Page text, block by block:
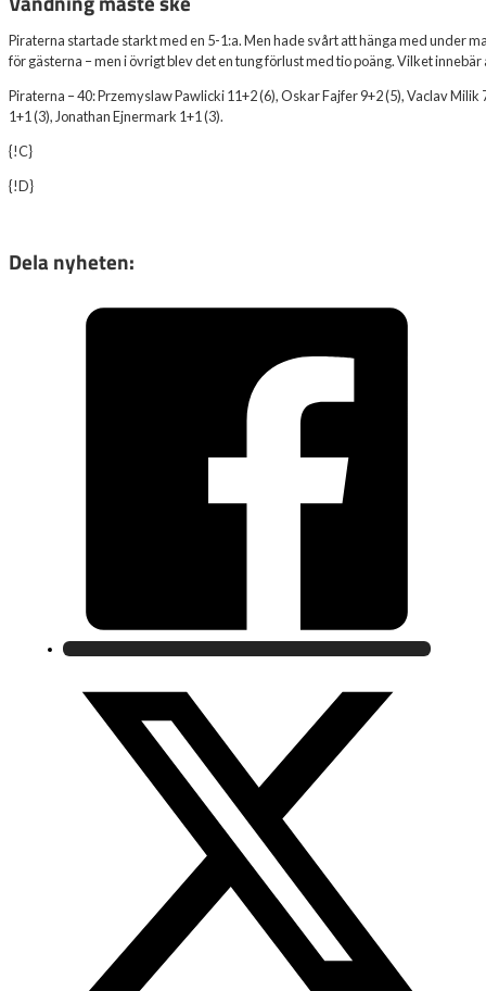
Piraterna startade starkt med en 5-1:a. Men hade svårt att hänga med under
för gästerna – men i övrigt blev det en tung förlust med tio poäng. Vilket
Piraterna – 40: Przemyslaw Pawlicki 11+2 (6), Oskar Fajfer 9+2 (5), Vaclav Milik
1+1 (3), Jonathan Ejnermark 1+1 (3).
{!C}
{!D}
Dela nyheten: